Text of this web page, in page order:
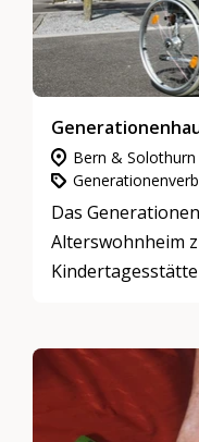
Bern & Solothurn
Das
Alterswohnheim